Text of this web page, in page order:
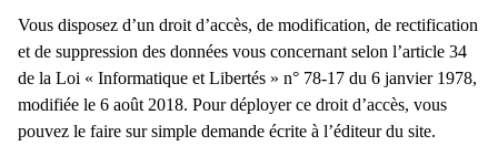
Vous disposez d’un droit d’accès, de modification, de rectification
et de suppression des données vous concernant selon l’article 34
de la Loi « Informatique et Libertés » n° 78-17 du 6 janvier 1978,
modifiée le 6 août 2018. Pour déployer ce droit d’accès, vous
pouvez le faire sur simple demande écrite à l’éditeur du site.